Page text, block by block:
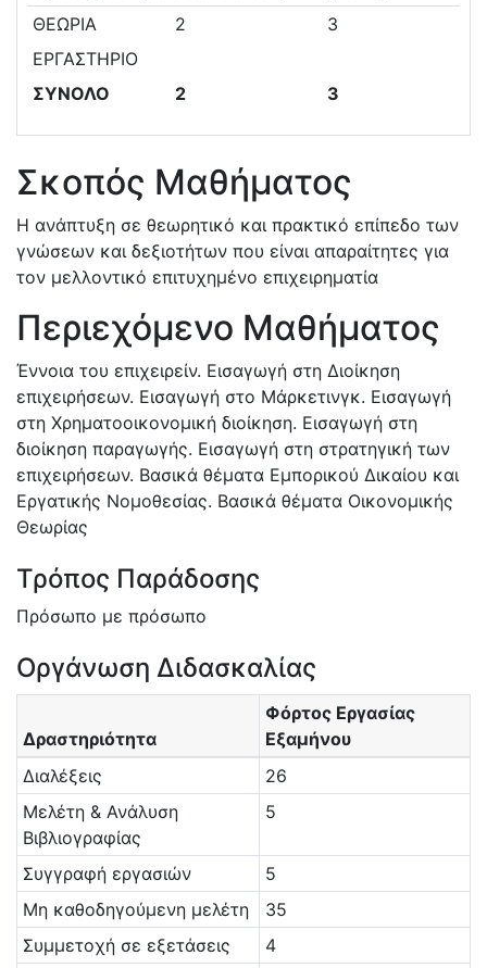
ΘΕΩΡΙΑ
2
3
ΕΡΓΑΣΤΗΡΙΟ
ΣΥΝΟΛΟ
2 3
Σκοπός Μαθήματος
Η ανάπτυξη σε θεωρητικό και πρακτικό επίπεδο των
γνώσεων και δεξιοτήτων που είναι απαραίτητες για
τον μελλοντικό επιτυχημένο επιχειρηματία
Περιεχόμενο Μαθήματος
Έννοια του επιχειρείν. Εισαγωγή στη Διοίκηση
επιχειρήσεων. Εισαγωγή στο Μάρκετινγκ. Εισαγωγή
στη Χρηματοοικονομική διοίκηση. Εισαγωγή στη
διοίκηση παραγωγής. Εισαγωγή στη στρατηγική των
επιχειρήσεων. Βασικά θέματα Εμπορικού Δικαίου και
Εργατικής Νομοθεσίας. Βασικά θέματα Οικονομικής
Θεωρίας
Τρόπος Παράδοσης
Πρόσωπο με πρόσωπο
Οργάνωση Διδασκαλίας
Δραστηριότητα
Φόρτος Εργασίας
Εξαμήνου
Διαλέξεις
26
Μελέτη & Ανάλυση
Βιβλιογραφίας
5
Συγγραφή εργασιών
5
Μη καθοδηγούμενη μελέτη
35
Συμμετοχή σε εξετάσεις
4